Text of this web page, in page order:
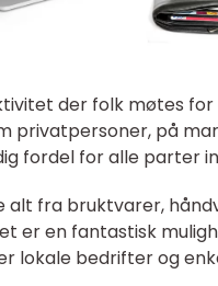
der folk møtes
privatpersoner, på
fordel for alle parter
alt fra bruktvarer,
er en fantastisk
lokale bedrifter og